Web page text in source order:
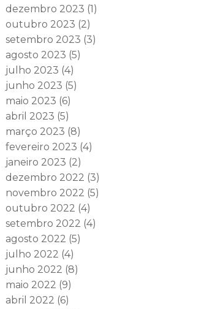
dezembro 2023 (1)
outubro 2023 (2)
setembro 2023 (3)
agosto 2023 (5)
julho 2023 (4)
junho 2023 (5)
maio 2023 (6)
abril 2023 (5)
março 2023 (8)
fevereiro 2023 (4)
janeiro 2023 (2)
dezembro 2022 (3)
novembro 2022 (5)
outubro 2022 (4)
setembro 2022 (4)
agosto 2022 (5)
julho 2022 (4)
junho 2022 (8)
maio 2022 (9)
abril 2022 (6)